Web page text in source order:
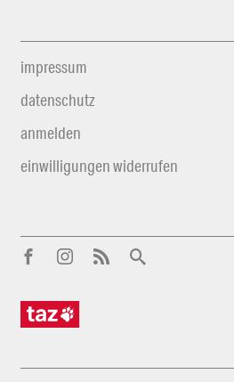
impressum
datenschutz
anmelden
einwilligungen widerrufen